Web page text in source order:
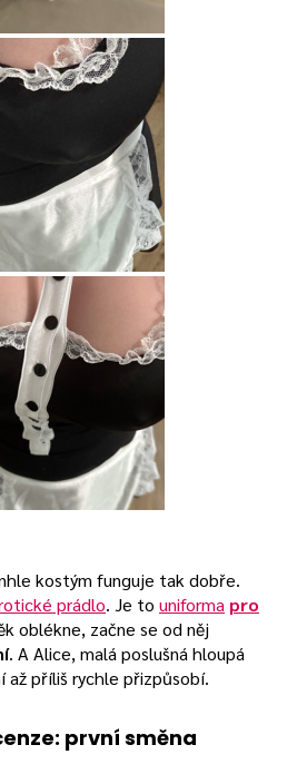
kostým funguje tak dobře.
prádlo. Je to uniforma pro
oblékne, začne se od něj
. A Alice, malá poslušná hloupá
až příliš rychle přizpůsobí.
první směna